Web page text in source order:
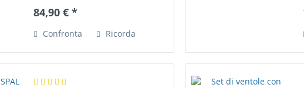
la ventola automaticamente in
84,90 € *
Confronta Ricorda